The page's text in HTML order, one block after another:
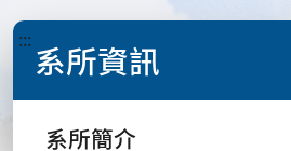
::: 系所資訊
系所簡介